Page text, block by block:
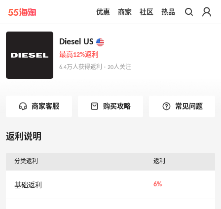
带你去官网买正品
优惠 商家 社区 热品
Diesel US
最高12%返利
6.4万人获得返利 · 20人关注
商家客服 购买攻略 常见问题
返利说明
分类返利 返利
基础返利 6%